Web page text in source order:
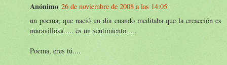
Anónimo 26 de noviembre de 2008 a las 14:05
un poema, que nació un dia cuando meditaba que la creacción es
maravillosa..... es un sentimiento.....
Poema, eres tú....